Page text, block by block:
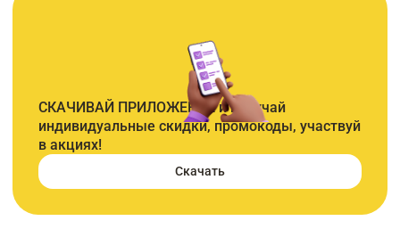
СКАЧИВАЙ ПРИЛОЖЕНИЕ и получай
индивидуальные скидки, промокоды, участвуй
в акциях!
Скачать